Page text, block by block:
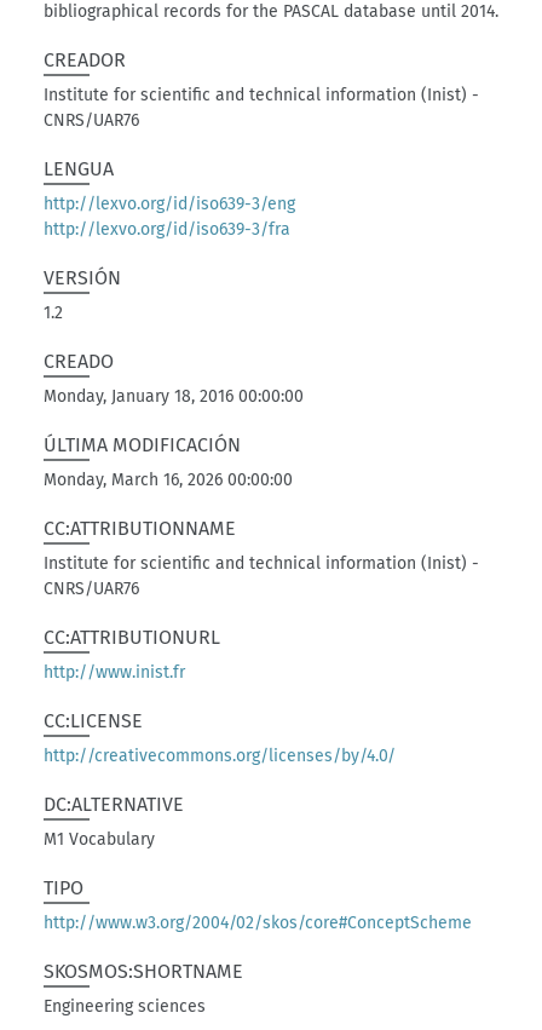
bibliographical records for the PASCAL database until 2014.
CREADOR
Institute for scientific and technical information (Inist) -
CNRS/UAR76
LENGUA
http://lexvo.org/id/iso639-3/eng
http://lexvo.org/id/iso639-3/fra
VERSIÓN
1.2
CREADO
Monday, January 18, 2016 00:00:00
ÚLTIMA MODIFICACIÓN
Monday, March 16, 2026 00:00:00
CC:ATTRIBUTIONNAME
Institute for scientific and technical information (Inist) -
CNRS/UAR76
CC:ATTRIBUTIONURL
http://www.inist.fr
CC:LICENSE
http://creativecommons.org/licenses/by/4.0/
DC:ALTERNATIVE
M1 Vocabulary
TIPO
http://www.w3.org/2004/02/skos/core#ConceptScheme
SKOSMOS:SHORTNAME
Engineering sciences